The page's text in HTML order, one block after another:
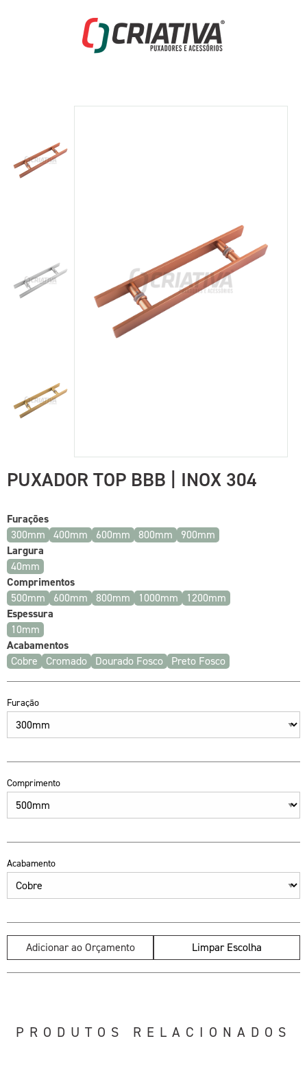
PUXADOR TOP BBB | INOX 304
Furações
300mm
400mm 600mm 800mm
900mm
Largura
40mm
Comprimentos
500mm
600mm 800mm 1000mm
1200mm
Espessura
10mm
Acabamentos
Cobre
Cromado Dourado Fosco Preto Fosco
Furação
Comprimento
Acabamento
Adicionar ao Orçamento Limpar Escolha
PRODUTOS RELACIONADOS